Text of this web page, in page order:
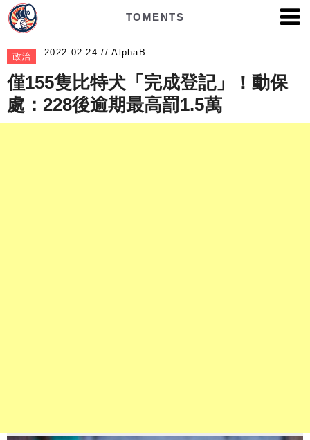
TOMENTS
政治 AlphaB
僅155隻比特犬「完成登記」！動保
處：228後逾期最高罰1.5萬